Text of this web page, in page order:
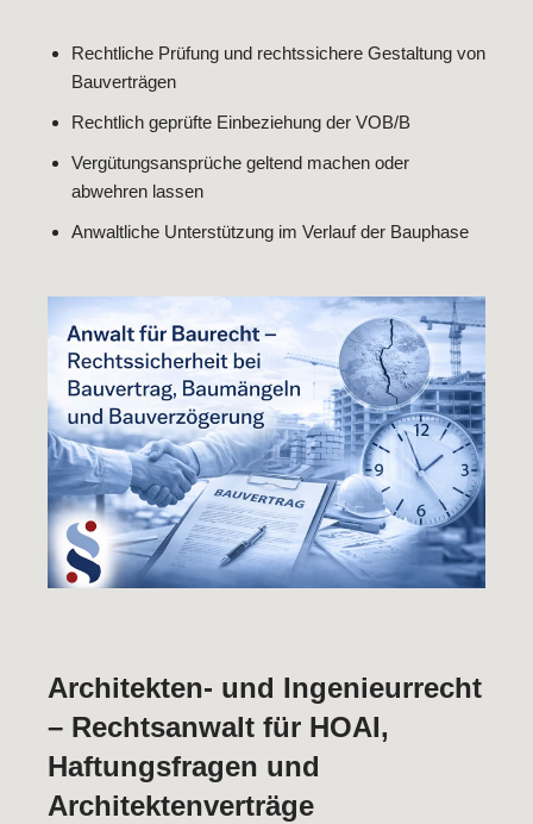
Rechtliche Prüfung und rechtssichere Gestaltung von
Bauverträgen
Rechtlich geprüfte Einbeziehung der VOB/B
Vergütungsansprüche geltend machen oder
abwehren lassen
Anwaltliche Unterstützung im Verlauf der Bauphase
Architekten- und Ingenieurrecht
– Rechtsanwalt für HOAI,
Haftungsfragen und
Architektenverträge